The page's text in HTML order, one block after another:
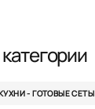
- ГОТОВЫЕ СЕТЫ